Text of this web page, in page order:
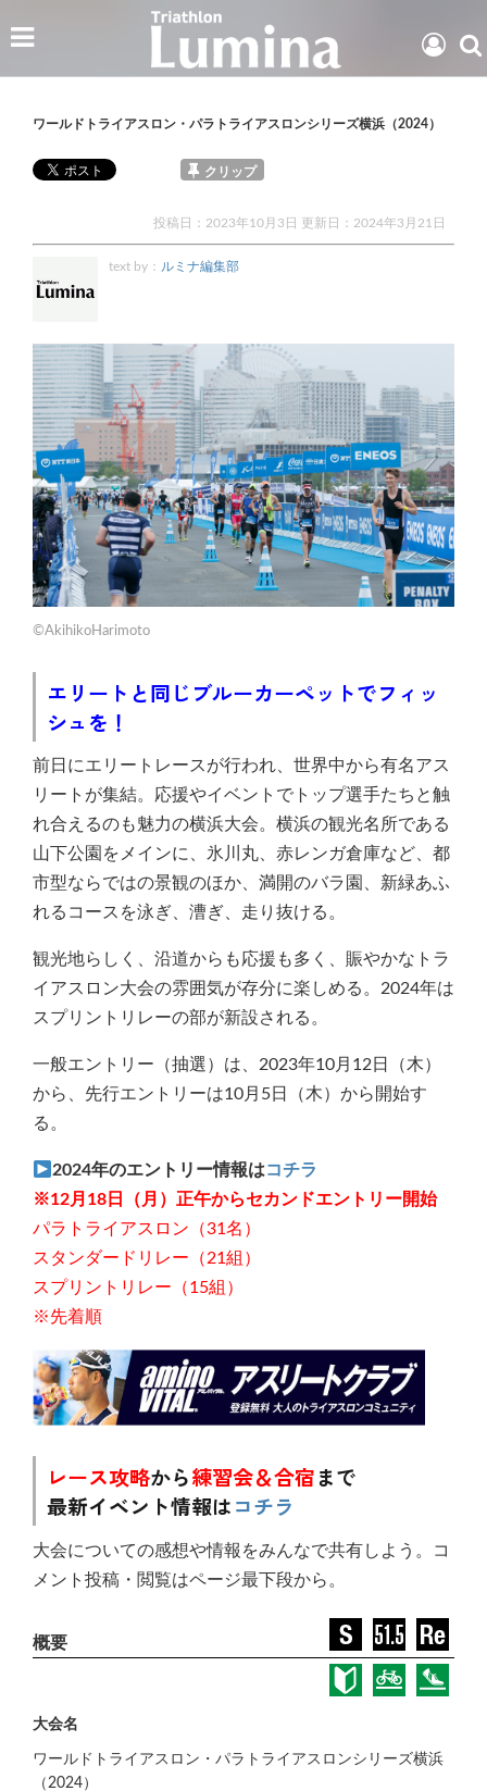
ワールドトライアスロン・パラトライアスロンシリーズ横浜（2024）
クリップ
投稿日：2023年10月3日 更新日： 2024年3月21日
text by： ルミナ編集部
©AkihikoHarimoto
エリートと同じブルーカーペットでフィッ
シュを！
前日にエリートレースが行われ、世界中から有名アス
リートが集結。応援やイベントでトップ選手たちと触
れ合えるのも魅力の横浜大会。横浜の観光名所である
山下公園をメインに、氷川丸、赤レンガ倉庫など、都
市型ならではの景観のほか、満開のバラ園、新緑あふ
れるコースを泳ぎ、漕ぎ、走り抜ける。
観光地らしく、沿道からも応援も多く、賑やかなトラ
イアスロン大会の雰囲気が存分に楽しめる。2024年は
スプリントリレーの部が新設される。
一般エントリー（抽選）は、2023年10月12日（木）
から、先行エントリーは10月5日（木）から開始す
る。
2024年のエントリー情報はコチラ
※12月18日（月）正午からセカンドエントリー開始
パラトライアスロン（31名）
スタンダードリレー（21組）
スプリントリレー（15組）
※先着順
レース攻略から練習会＆合宿まで
最新イベント情報はコチラ
大会についての感想や情報をみんなで共有しよう。コ
メント投稿・閲覧はページ最下段から。
大会名
ワールドトライアスロン・パラトライアスロンシリーズ横浜
（2024）